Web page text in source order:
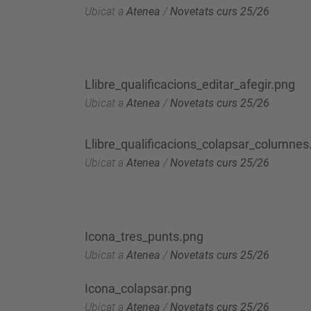
Ubicat a Atenea /Novetats curs 25/26
Llibre_qualificacions_editar_afegir.png
Ubicat a Atenea / Novetats curs 25/26
Ubicat a Atenea /Novetats curs 25/26
Icona_tres_punts.png
Ubicat a Atenea / Novetats curs 25/26
Icona_colapsar.png
Ubicat a Atenea /Novetats curs 25/26